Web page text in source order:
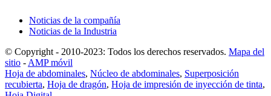
Noticias de la compañía
Noticias de la Industria
© Copyright - 2010-2023: Todos los derechos reservados. Mapa del
sitio - AMP móvil
Hoja de abdominales, Núcleo de abdominales, Superposición
recubierta, Hoja de dragón, Hoja de impresión de inyección de tinta,